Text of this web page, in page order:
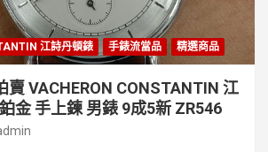
江詩丹頓錶 手錶流當品 精選商品
賣 VACHERON CONSTANTIN 江
金 手上鍊 男錶 9成5新 ZR546